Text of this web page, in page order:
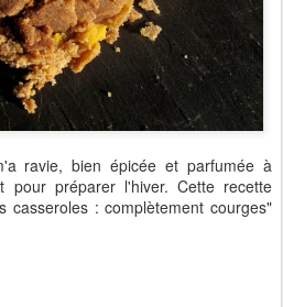
ravie, bien épicée et parfumée à
pour préparer l'hiver. Cette recette
casseroles : complètement courges"